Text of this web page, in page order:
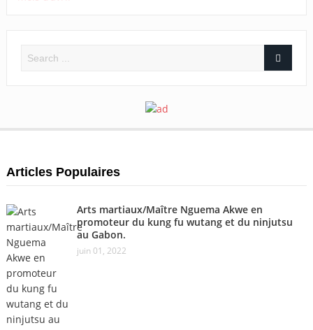
Articles Populaires
Arts martiaux/Maître Nguema Akwe en
promoteur du kung fu wutang et du ninjutsu
au Gabon.
juin 01, 2022